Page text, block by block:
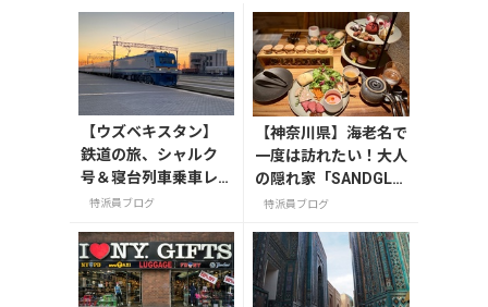
【ウズベキスタン】
鉄道の旅、シャルク
号＆寝台列車乗車レ
ポート
特派員ブログ
【神奈川県】海老名で
一度は訪れたい！大人
の隠れ家「SANDGLA
SS 熾火」で味わうア
特派員ブログ